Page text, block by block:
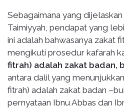
Sebagaimana yang
Taimiyyah, pendapat yang
ini adalah bahwasanya zakat
mengikuti prosedur kafarah
fitrah) adalah zakat badan,
antara dalil yang
fitrah) adalah zakat badan
pernyataan Ibnu Abbas dan